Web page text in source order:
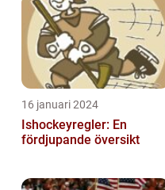
16 januari 2024
Ishockeyregler: En
fördjupande översikt